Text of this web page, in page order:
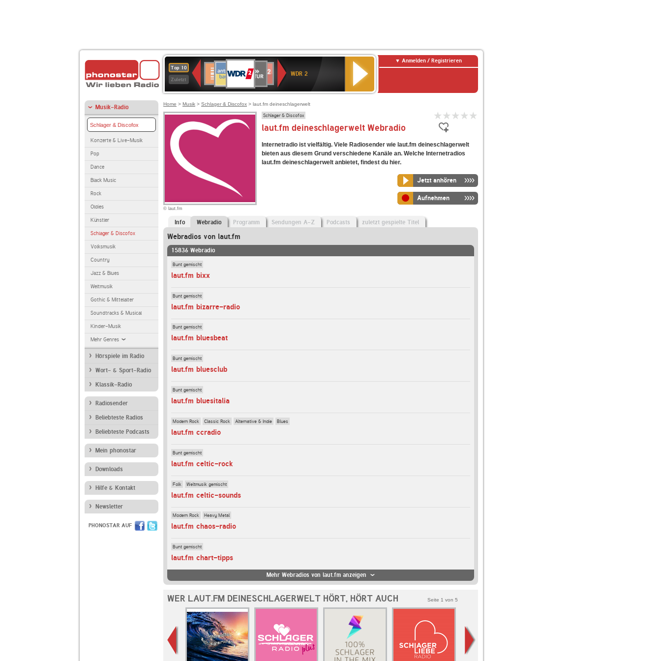
Top 10
Zuletzt
Deutschlandfunk
90er
OLDIE
ANTENNE
4
KLASSIK
Deutschlandfunk
KulturBAYERN
2
Kultur
NDR
2
WDR 2
Anmelden / Registrieren
Musik-Radio
Schlager & Discofox
Konzerte & Live-Musik
Pop
Dance
Black Music
Rock
Oldies
Künstler
Schlager & Discofox
Volksmusik
Country
Jazz & Blues
Weltmusik
Gothic & Mittelalter
Soundtracks & Musical
Kinder-Musik
Mehr Genres
Hörspiele im Radio
Wort- & Sport-Radio
Klassik-Radio
Radiosender
Beliebteste Radios
Beliebteste Podcasts
Mein phonostar
Downloads
Hilfe & Kontakt
Newsletter
PHONOSTAR AUF
Home > Musik > Schlager & Discofox > laut.fm deineschlagerwelt
© laut.fm
Schlager & Discofox
laut.fm deineschlagerwelt Webradio
Internetradio ist vielfältig. Viele Radiosender wie laut.fm deineschlagerwelt
bieten aus diesem Grund verschiedene Kanäle an. Welche Internetradios
laut.fm deineschlagerwelt anbietet, findest du hier.
Jetzt anhören
Aufnehmen
Info Webradio Programm Sendungen A-Z Podcasts zuletzt gespielte Titel
Webradios von laut.fm
15836 Webradio
Bunt gemischt
laut.fm bixx
Bunt gemischt
laut.fm bizarre-radio
Bunt gemischt
laut.fm bluesbeat
Bunt gemischt
laut.fm bluesclub
Bunt gemischt
laut.fm bluesitalia
Modern Rock Classic Rock Alternative & Indie Blues
laut.fm ccradio
Bunt gemischt
laut.fm celtic-rock
Folk Weltmusik gemischt
laut.fm celtic-sounds
Modern Rock Heavy Metal
laut.fm chaos-radio
Bunt gemischt
laut.fm chart-tipps
Mehr Webradios von laut.fm anzeigen
WER LAUT.FM DEINESCHLAGERWELT HÖRT, HÖRT AUCH Seite 1 von 5